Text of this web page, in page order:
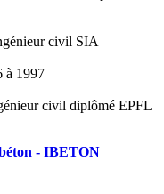
civil SIA
à 1997
civil diplômé EPFL
- IBETON